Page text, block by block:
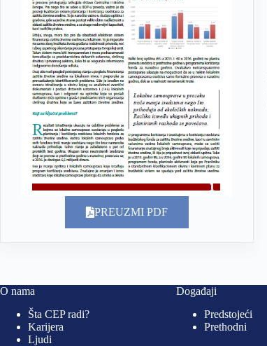
PREUZMI PDF
O nama
Šta CEP radi?
Karijera
Ljudi
Događaji
Predstojeći
Prethodni